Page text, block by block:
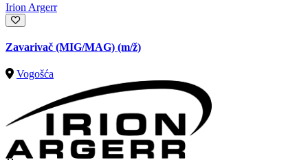
Irion Argerr
Zavarivač (MIG/MAG) (m/ž)
Vogošća